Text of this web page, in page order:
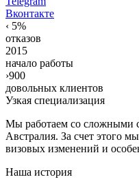
Вконтакте
‹ 5%
отказов
2015
начало работы
›900
довольных клиентов
Узкая специализация
Мы работаем со сложными
Австралия. За счет этого
визовых изменений и
Наша история